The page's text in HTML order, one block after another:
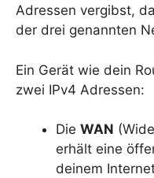
Adressen vergibst,
der drei genannten
Ein Gerät wie dein
zwei IPv4 Adressen:
Die WAN
erhält eine
deinem